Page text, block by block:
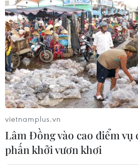
vietnamplus.vn
Lâm Đồng vào cao điểm vụ
phấn khởi vươn khơi